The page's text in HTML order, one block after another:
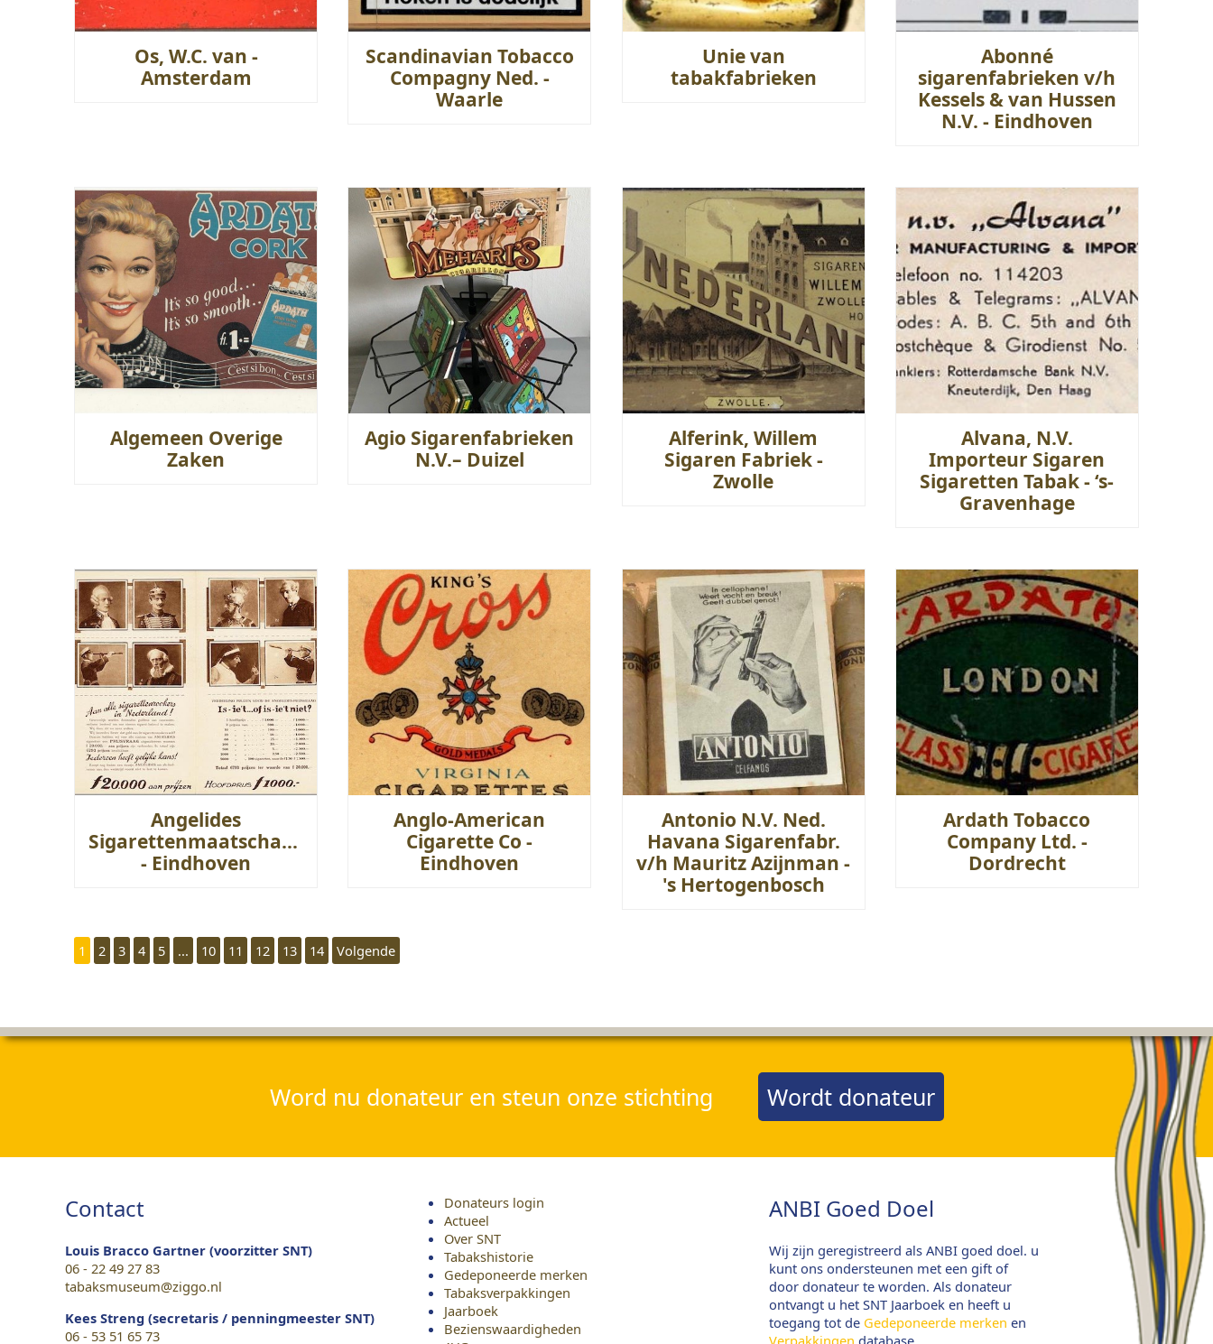
Os, W.C. van -
Amsterdam
Scandinavian Tobacco
Compagny Ned. -
Waarle
Unie van
tabakfabrieken
Abonné
sigarenfabrieken v/h
Kessels & van Hussen
N.V. - Eindhoven
Algemeen Overige
Zaken
Agio Sigarenfabrieken
N.V.– Duizel
Alferink, Willem
Sigaren Fabriek -
Zwolle
Alvana, N.V.
Importeur Sigaren
Sigaretten Tabak - ‘s-
Gravenhage
Angelides
Sigarettenmaatschappij
- Eindhoven
Anglo-American
Cigarette Co -
Eindhoven
Antonio N.V. Ned.
Havana Sigarenfabr.
v/h Mauritz Azijnman -
's Hertogenbosch
Ardath Tobacco
Company Ltd. -
Dordrecht
1 2 3 4 5 ... 10 11 12 13 14 Volgende
Word nu donateur en steun onze stichting Wordt donateur
Contact
Louis Bracco Gartner (voorzitter SNT)
06 - 22 49 27 83
tabaksmuseum@ziggo.nl
Kees Streng (secretaris / penningmeester SNT)
06 - 53 51 65 73
Donateurs login
Actueel
Over SNT
Tabakshistorie
Gedeponeerde merken
Tabaksverpakkingen
Jaarboek
Bezienswaardigheden
ANBI Goed Doel
Wij zijn geregistreerd als ANBI goed doel. u
kunt ons ondersteunen met een gift of
door donateur te worden. Als donateur
ontvangt u het SNT Jaarboek en heeft u
toegang tot de Gedeponeerde merken en